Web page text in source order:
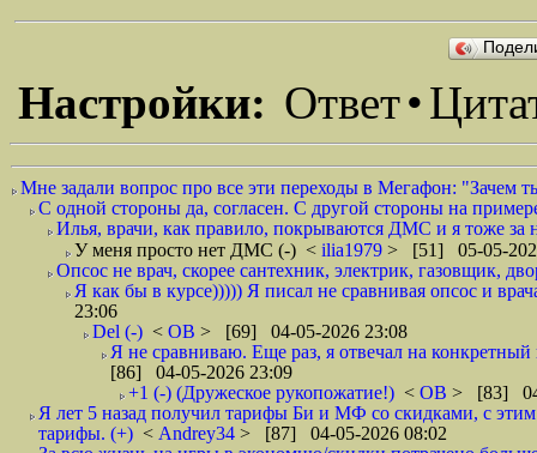
Настройки: Ответ•
Мне задали вопрос про все эти переходы в Мегафон: "Зачем
С одной стороны да, согласен. С другой стороны на
Илья, врачи, как правило, покрываются ДМС и я тоже
У меня просто нет ДМС (-) < ilia1979 > [51] 05-05-
Опсос не врач, скорее сантехник, электрик, газовщик,
Я как бы в курсе))))) Я писал не сравнивая опсос и
23:06
Del (-) < ОВ > [69] 04-05-2026 23:08
Я не сравниваю. Еще раз, я отвечал на
[86] 04-05-2026 23:09
+1 (-) (Дружеское рукопожатие!) < ОВ > [83]
Я лет 5 назад получил тарифы Би и МФ со скидками, с
тарифы. (+) < Andrey34 > [87] 04-05-2026 08:02